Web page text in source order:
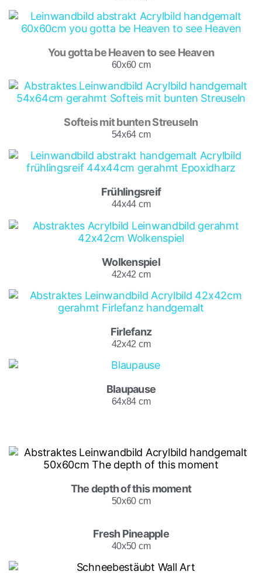
You gotta be Heaven to see Heaven
60x60 cm
Softeis mit bunten Streuseln
54x64 cm
Frühlingsreif
44x44 cm
Wolkenspiel
42x42 cm
Firlefanz
42x42 cm
Blaupause
64x84 cm
The depth of this moment
50x60 cm
Fresh Pineapple
40x50 cm